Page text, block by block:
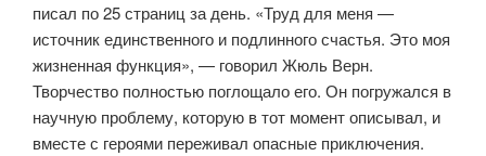
писал по 25 страниц за день. «Труд для меня —
источник единственного и подлинного счастья. Это моя
жизненная функция», — говорил Жюль Верн.
Творчество полностью поглощало его. Он погружался в
научную проблему, которую в тот момент описывал, и
вместе с героями переживал опасные приключения.